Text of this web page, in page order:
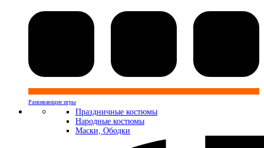
Развивающие игры
Праздничные костюмы
Народные костюмы
Маски, Ободки